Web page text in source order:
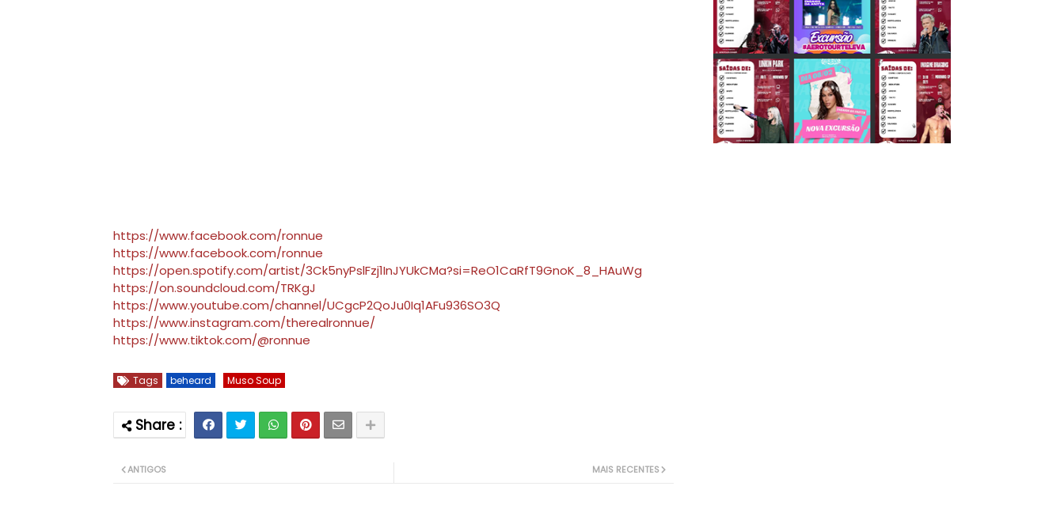
https://www.facebook.com/ronnue
https://www.facebook.com/ronnue
https://open.spotify.com/artist/3Ck5nyPslFzj1InJYUkCMa?si=ReO1CaRfT9GnoK_8_HAuWg
https://on.soundcloud.com/TRKgJ
https://www.youtube.com/channel/UCgcP2QoJu0Iq1AFu936SO3Q
https://www.instagram.com/therealronnue/
https://www.tiktok.com/@ronnue
Tags beheard Muso Soup
MAIS RECENTES
ANTIGOS